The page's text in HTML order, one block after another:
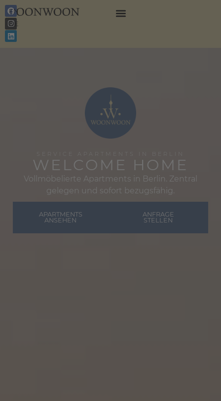
EN
DE
WELCOME HOME
Vollmöbelierte Apartments in Berlin. Zentral
gelegen und sofort bezugsfähig.
APARTMENTS
ANSEHEN
ANFRAGE
STELLEN